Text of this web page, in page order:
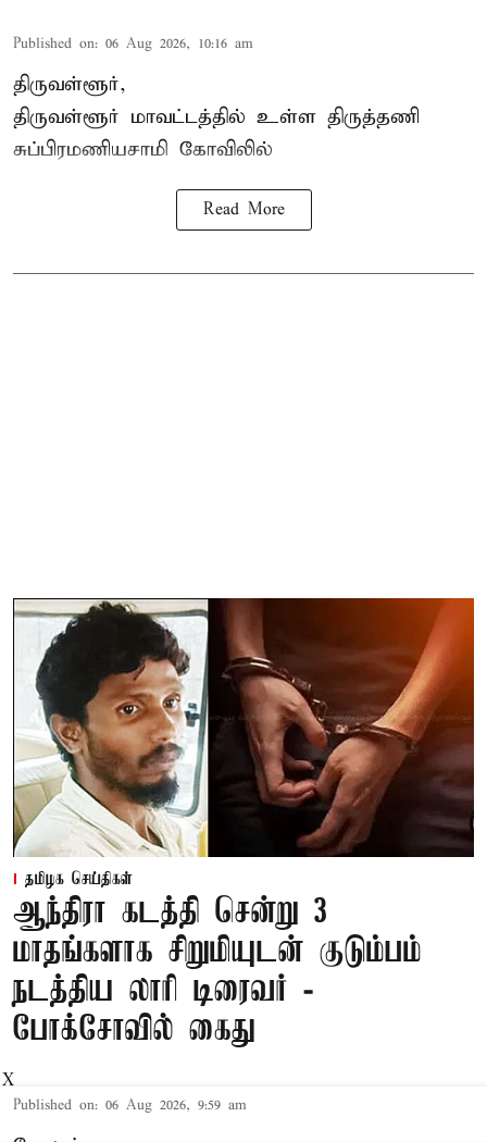
Published on: 06 Aug 2026, 10:16 am
திருவள்ளூர்,
திருவள்ளூர் மாவட்டத்தில் உள்ள திருத்தணி
சுப்பிரமணியசாமி கோவிலில்
Read More
தமிழக செய்திகள்
ஆந்திரா கடத்தி சென்று 3
மாதங்களாக சிறுமியுடன் குடும்பம்
நடத்திய லாரி டிரைவர் -
போக்சோவில் கைது
Published on: 06 Aug 2026, 9:59 am
X